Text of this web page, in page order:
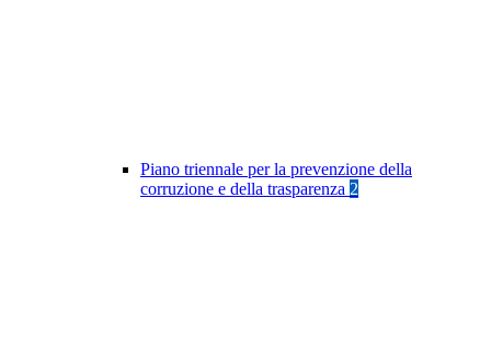
Piano triennale per la prevenzione della
corruzione e della trasparenza 2